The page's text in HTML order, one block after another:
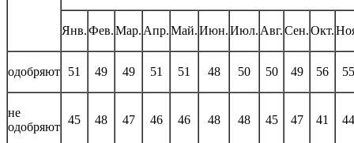
Янв.Фев.Мар. Апр.Май.Июн.Июл. Авг.Сен.Окт.
одобряют 51 49 49 51 51 48 50 50 49 56 55
не
одобряют
45 48 47 46 46 48 48 45 47 41 44